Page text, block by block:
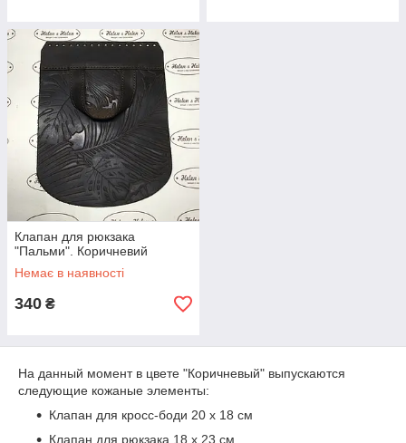
Клапан для рюкзака
"Пальми". Коричневий
Немає в наявності
340 ₴
На данный момент в цвете "Коричневый" выпускаются
следующие кожаные элементы:
Клапан для кросс-боди 20 х 18 см
Клапан для рюкзака 18 х 23 см